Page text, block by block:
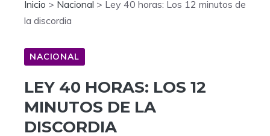
Inicio > Nacional > Ley 40 horas: Los 12 minutos de
la discordia
NACIONAL
LEY 40 HORAS: LOS 12
MINUTOS DE LA
DISCORDIA